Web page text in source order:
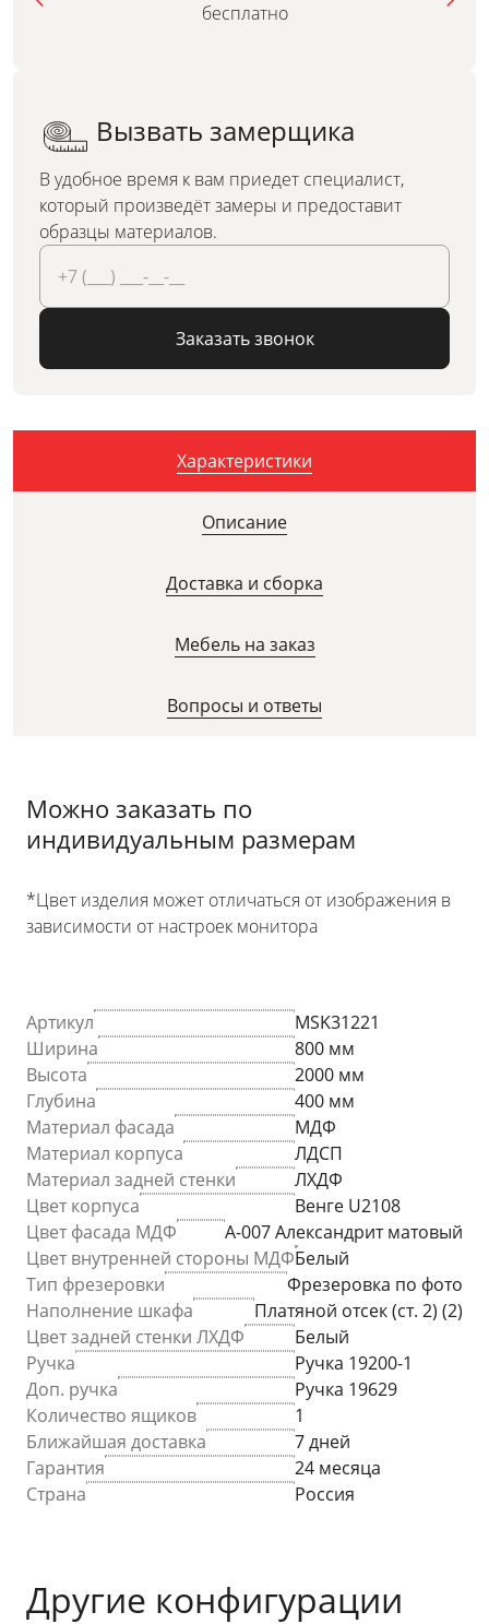
бесплатно
Вызвать замерщика
В удобное время к вам приедет специалист,
который произведёт замеры и предоставит
образцы материалов.
Заказать звонок
Характеристики
Описание
Доставка и сборка
Мебель на заказ
Вопросы и ответы
Можно заказать по
индивидуальным размерам
*Цвет изделия может отличаться от изображения в
зависимости от настроек монитора
Артикул
MSK31221
Ширина
800 мм
Высота
2000 мм
Глубина
400 мм
Материал фасада
МДФ
Материал корпуса
ЛДСП
Материал задней стенки
ЛХДФ
Цвет корпуса
Венге U2108
Цвет фасада МДФ
A-007 Александрит матовый
Цвет внутренней стороны МДФБелый
Тип фрезеровки
Фрезеровка по фото
Наполнение шкафа
Платяной отсек (ст. 2) (2)
Цвет задней стенки ЛХДФ
Белый
Ручка
Ручка 19200-1
Доп. ручка
Ручка 19629
Количество ящиков
1
Ближайшая доставка
7 дней
Гарантия
24 месяца
Страна
Россия
Другие конфигурации